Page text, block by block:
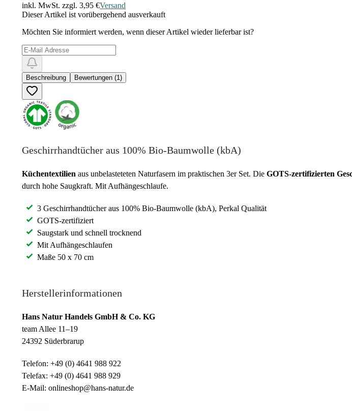
inkl. MwSt. zzgl. 3,95 €Versand
Dieser Artikel ist vorübergehend ausverkauft
Möchten Sie informiert werden, wenn dieser Artikel wieder lieferbar ist?
Beschreibung Bewertungen (1)
Geschirrhandtücher aus 100% Bio-Baumwolle (kbA)
Küchentextilien aus unbelasteteten Naturfasern im praktischen 3er Set. Die GOTS-zertifizierten
durch hohe Saugkraft. Mit Aufhängeschlaufe.
3 Geschirrhandtücher aus 100% Bio-Baumwolle (kbA), Perkal Qualität
GOTS-zertifiziert
Saugstark und schnell trocknend
Mit Aufhängeschlaufen
Maße 50 x 70 cm
Herstellerinformationen
Hans Natur Handels GmbH & Co. KG
team Allee 11–19
24392 Süderbrarup
Telefon: +49 (0) 4641 988 922
Telefax: +49 (0) 4641 988 929
E-Mail: onlineshop@hans-natur.de